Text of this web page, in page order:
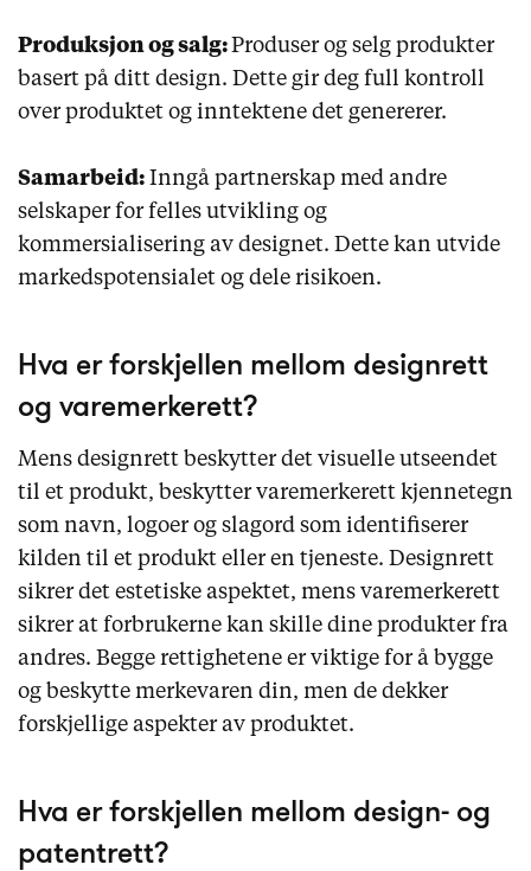
Produksjon og salg:Produser og selg produkter
basert på ditt design. Dette gir deg full kontroll
over produktet og inntektene det genererer.
Samarbeid: Inngå partnerskap med andre
selskaper for felles utvikling og
kommersialisering av designet. Dette kan utvide
markedspotensialet og dele risikoen.
Hva er forskjellen mellom designrett
og varemerkerett?
Mens designrett beskytter det visuelle utseendet
til et produkt, beskytter varemerkerett kjennetegn
som navn, logoer og slagord som identifiserer
kilden til et produkt eller en tjeneste. Designrett
sikrer det estetiske aspektet, mens varemerkerett
sikrer at forbrukerne kan skille dine produkter fra
andres. Begge rettighetene er viktige for å bygge
og beskytte merkevaren din, men de dekker
forskjellige aspekter av produktet.
Hva er forskjellen mellom design- og
patentrett?